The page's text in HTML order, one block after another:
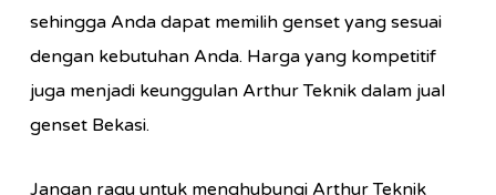
sehingga Anda dapat memilih genset yang sesuai
dengan kebutuhan Anda. Harga yang kompetitif
juga menjadi keunggulan Arthur Teknik dalam jual
genset Bekasi.
Jangan ragu untuk menghubungi Arthur Teknik